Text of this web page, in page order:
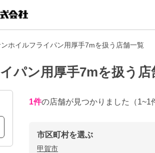
ホイルフライパン用厚手7mを扱う店舗一覧
パン用厚手7mを扱う店
1件の店舗が見つかりました （1~1
市区町村を選ぶ
甲賀市